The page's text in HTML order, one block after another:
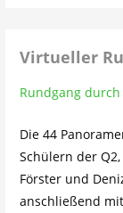
Virtueller
Rundgang
Die 44
Schülern der
Förster und
anschließend